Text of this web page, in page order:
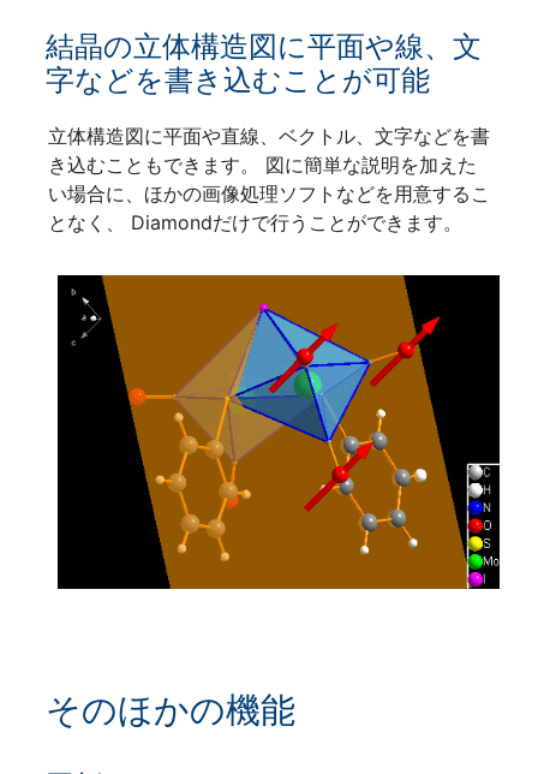
結晶の立体構造図に平面や線、文
字などを書き込むことが可能
立体構造図に平面や直線、ベクトル、文字などを書
き込むこともできます。 図に簡単な説明を加えた
い場合に、ほかの画像処理ソフトなどを用意するこ
となく、 Diamondだけで行うことができます。
そのほかの機能